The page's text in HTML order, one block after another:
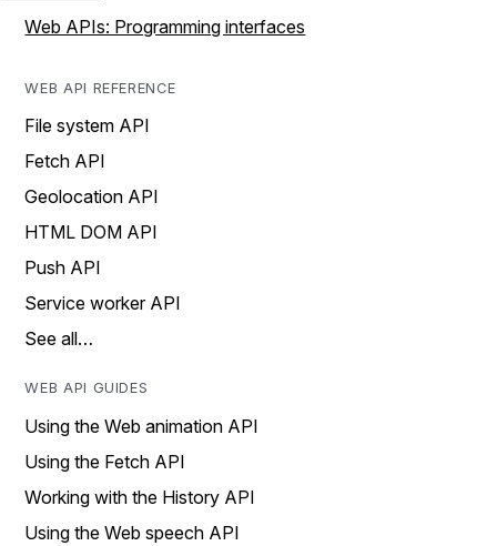
Web APIs: Programming interfaces
WEB API REFERENCE
File system API
Fetch API
Geolocation API
HTML DOM API
Push API
Service worker API
See all…
WEB API GUIDES
Using the Web animation API
Using the Fetch API
Working with the History API
Using the Web speech API